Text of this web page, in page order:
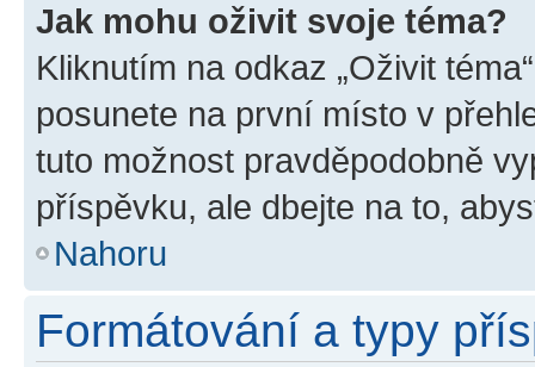
Jak mohu oživit svoje téma?
Kliknutím na odkaz „Oživit
posunete na první místo v
tuto možnost pravděpodobně
příspěvku, ale dbejte na to,
Nahoru
Formátování a typy